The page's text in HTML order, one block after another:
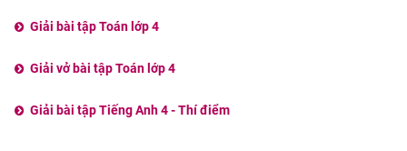
Giải bài tập Toán lớp 4
Giải vở bài tập Toán lớp 4
Giải bài tập Tiếng Anh 4 - Thí điểm